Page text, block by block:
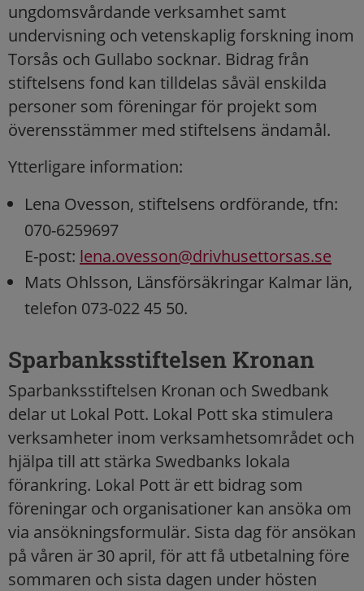
ungdomsvårdande verksamhet samt
undervisning och vetenskaplig forskning inom
Torsås och Gullabo socknar. Bidrag från
stiftelsens fond kan tilldelas såväl enskilda
personer som föreningar för projekt som
överensstämmer med stiftelsens ändamål.
Ytterligare information:
Lena Ovesson, stiftelsens ordförande, tfn:
070-6259697
E-post: lena.ovesson@drivhusettorsas.se
Mats Ohlsson, Länsförsäkringar Kalmar län,
telefon 073-022 45 50.
Sparbanksstiftelsen Kronan
Sparbanksstiftelsen Kronan och Swedbank
delar ut Lokal Pott. Lokal Pott ska stimulera
verksamheter inom verksamhetsområdet och
hjälpa till att stärka Swedbanks lokala
förankring. Lokal Pott är ett bidrag som
föreningar och organisationer kan ansöka om
via ansökningsformulär. Sista dag för ansökan
på våren är 30 april, för att få utbetalning före
sommaren och sista dagen under hösten